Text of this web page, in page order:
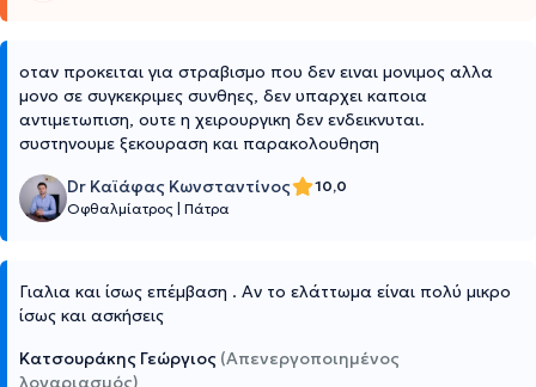
οταν προκειται για στραβισμο που δεν ειναι μονιμος αλλα
μονο σε συγκεκριμες συνθηες, δεν υπαρχει καποια
αντιμετωπιση, ουτε η χειρουργικη δεν ενδεικνυται.
συστηνουμε ξεκουραση και παρακολουθηση
Dr Καϊάφας Κωνσταντίνος
10,0
Οφθαλμίατρος Πάτρα
Γιαλια και ίσως επέμβαση . Αν το ελάττωμα είναι πολύ μικρο
ίσως και ασκήσεις
Κατσουράκης Γεώργιος (Απενεργοποιημένος
λογαριασμός)